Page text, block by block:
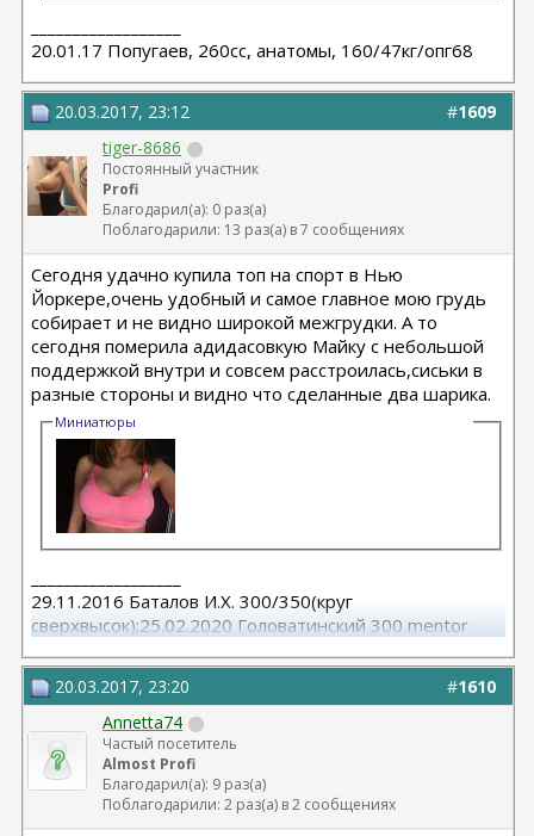
20.01.17 Попугаев, 260cc, анатомы, 160/47кг/опг68
#1609
20.03.2017, 23:12
tiger-8686
Постоянный участник
Profi
Благодарил(а): 0 раз(а)
Поблагодарили: 13 раз(а) в 7 сообщениях
Сегодня удачно купила топ на спорт в Нью
Йоркере,очень удобный и самое главное мою грудь
собирает и не видно широкой межгрудки. А то
сегодня померила адидасовкую Майку с небольшой
поддержкой внутри и совсем расстроилась,сиськи в
разные стороны и видно что сделанные два шарика.
Миниатюры
29.11.2016 Баталов И.Х. 300/350(круг
сверхвысок);25.02.2020 Головатинский 300 mentor
#1610
20.03.2017, 23:20
Annetta74
Частый посетитель
Almost Profi
Благодарил(а): 9 раз(а)
Поблагодарили: 2 раз(а) в 2 сообщениях